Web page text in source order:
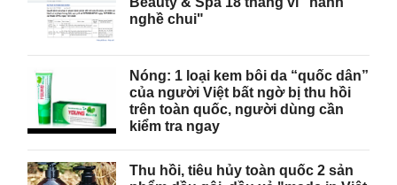
nghề chui"
Nóng: 1 loại kem bôi da “quốc dân”
của người Việt bất ngờ bị thu hồi
trên toàn quốc, người dùng cần
kiểm tra ngay
Thu hồi, tiêu hủy toàn quốc 2 sản